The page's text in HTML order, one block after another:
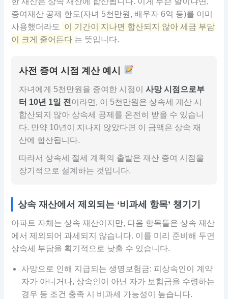
증여재산 공제 한도(자녀 5천만원, 배우자 6억 등)를 이미
사용했더라도
이 기간이 지나면 합산되지 않아 세금 부담
이 크게 줄어든다 는 뜻입니다.
사전 증여 시점 계산 예시
자녀에게 5천만원을 증여한 시점이사망 시점으로부
터 10년 1일 전 이라면, 이 5천만원은 상속세 계산 시
합산되지 않아 상속세 공제를 온전히 받을 수 있습니
다. 만약 10년이 지나지 않았다면 이 금액은 상속 재
산에 합산됩니다.
따라서 상속세 절세 계획의 출발은 재산 증여 시점을
장기적으로 설계하는 것입니다.
상속 재산에서 제외되는 ‘비과세 항목’ 챙기기
아파트 자체는 상속 재산이지만, 다음 항목들은 상속 재산
에서 제외되어 과세되지 않습니다. 이를 미리 준비해 두면
상속세 부담을 획기적으로 낮출 수 있습니다.
사망으로 인해 지급되는 생명보험금: 피상속인이 계약
자가 아니거나, 상속인이 아닌 자가 보험금을 수령하는
경우 등 조건 충족 시 비과세 가능성이 높습니다.